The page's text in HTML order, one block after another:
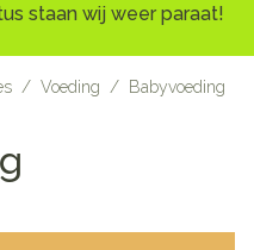
staan wij weer paraat!
/ Voeding / Babyvoeding